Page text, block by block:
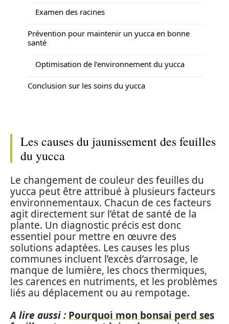
Examen des racines
Prévention pour maintenir un yucca en bonne
santé
Optimisation de l’environnement du yucca
Conclusion sur les soins du yucca
Les causes du jaunissement des feuilles
du yucca
Le changement de couleur des feuilles du
yucca peut être attribué à plusieurs facteurs
environnementaux. Chacun de ces facteurs
agit directement sur l’état de santé de la
plante. Un diagnostic précis est donc
essentiel pour mettre en œuvre des
solutions adaptées. Les causes les plus
communes incluent l’excès d’arrosage, le
manque de lumière, les chocs thermiques,
les carences en nutriments, et les problèmes
liés au déplacement ou au rempotage.
A lire aussi : Pourquoi mon bonsai perd ses